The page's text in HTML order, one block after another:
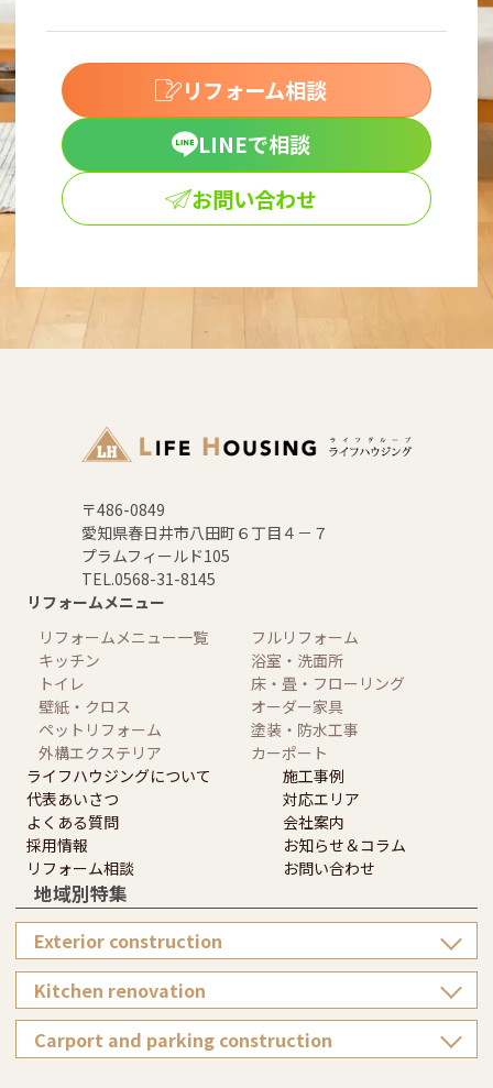
リフォーム相談
LINEで相談
お問い合わせ
〒486-0849
愛知県春日井市八田町６丁目４－７
プラムフィールド105
TEL.0568-31-8145
リフォームメニュー
リフォームメニュー一覧
フルリフォーム
キッチン
浴室・洗面所
トイレ
床・畳・フローリング
壁紙・クロス
オーダー家具
ペットリフォーム
塗装・防水工事
外構エクステリア
カーポート
ライフハウジングについて
施工事例
代表あいさつ
対応エリア
よくある質問
会社案内
採用情報
お知らせ＆コラム
リフォーム相談
お問い合わせ
地域別特集
Exterior construction
Kitchen renovation
Carport and parking construction